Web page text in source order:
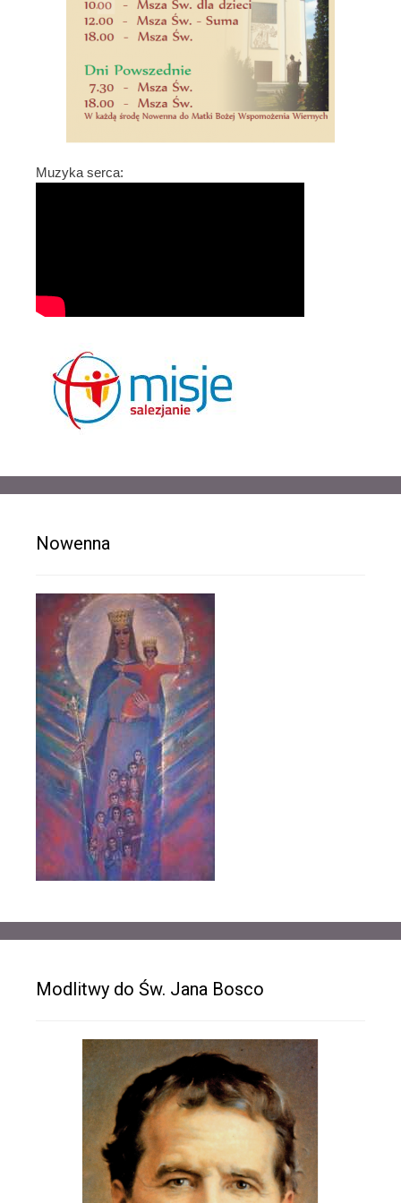
Muzyka serca:
Nowenna
Modlitwy do Św. Jana Bosco